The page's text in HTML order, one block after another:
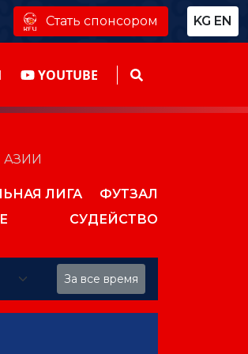
Стать спонсором KG EN
YOUTUBE
АЗИИ
ЛИГА
ФУТЗАЛ
СУДЕЙСТВО
За все время